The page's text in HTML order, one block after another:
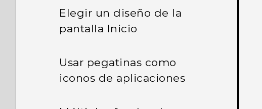
Elegir un diseño de la
pantalla Inicio
Usar pegatinas como
iconos de aplicaciones